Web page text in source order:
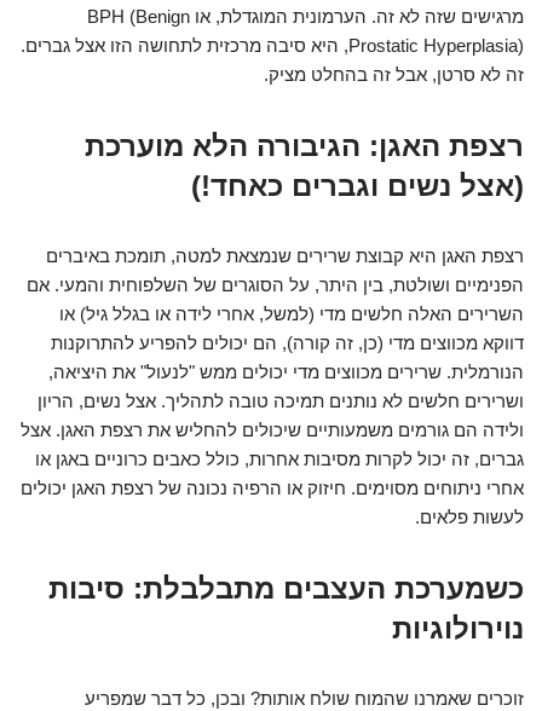
מרגישים שזה לא זה. הערמונית המוגדלת, או BPH (Benign
Prostatic Hyperplasia), היא סיבה מרכזית לתחושה הזו אצל גברים.
זה לא סרטן, אבל זה בהחלט מציק.
רצפת האגן: הגיבורה הלא מוערכת
(אצל נשים וגברים כאחד!)
רצפת האגן היא קבוצת שרירים שנמצאת למטה, תומכת באיברים
הפנימיים ושולטת, בין היתר, על הסוגרים של השלפוחית והמעי. אם
השרירים האלה חלשים מדי (למשל, אחרי לידה או בגלל גיל) או
דווקא מכווצים מדי (כן, זה קורה), הם יכולים להפריע להתרוקנות
הנורמלית. שרירים מכווצים מדי יכולים ממש "לנעול" את היציאה,
ושרירים חלשים לא נותנים תמיכה טובה לתהליך. אצל נשים, הריון
ולידה הם גורמים משמעותיים שיכולים להחליש את רצפת האגן. אצל
גברים, זה יכול לקרות מסיבות אחרות, כולל כאבים כרוניים באגן או
אחרי ניתוחים מסוימים. חיזוק או הרפיה נכונה של רצפת האגן יכולים
לעשות פלאים.
כשמערכת העצבים מתבלבלת: סיבות
נוירולוגיות
זוכרים שאמרנו שהמוח שולח אותות? ובכן, כל דבר שמפריע